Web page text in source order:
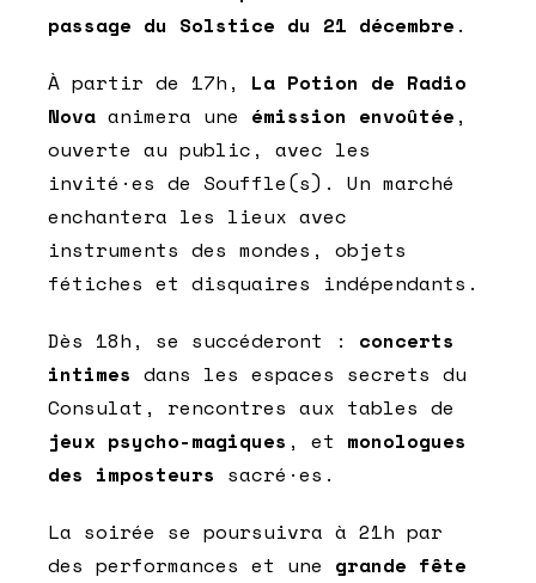
passage du Solstice du 21 décembre .
À partir de 17h, La Potion de Radio
Nova animera une émission envoûtée ,
ouverte au public, avec les
invité·es de Souffle(s). Un marché
enchantera les lieux avec
instruments des mondes, objets
fétiches et disquaires indépendants.
Dès 18h, se succéderont : concerts
intimes dans les espaces secrets du
Consulat, rencontres aux tables de
jeux psycho-magiques , et monologues
des imposteurs sacré·es.
La soirée se poursuivra à 21h par
des performances et une grande fête